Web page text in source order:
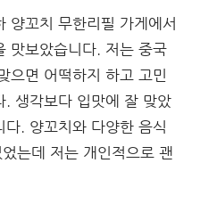
양꼬치 무한리필 가게에서
맛보았습니다. 저는 중국
으면 어떡하지 하고 고민
. 생각보다 입맛에 잘 맞았
. 양꼬치와 다양한 음식
는데 저는 개인적으로 괜